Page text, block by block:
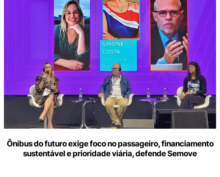
Ônibus do futuro exige foco no passageiro, financiamento
sustentável e prioridade viária, defende Semove